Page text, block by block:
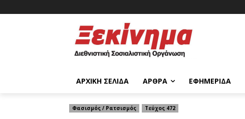
ΑΡΧΙΚΉ ΣΕΛΊΔΑ ΆΡΘΡΑ ΕΦΗΜΕΡΊΔΑ
Φασισμός / Ρατσισμός Τεύχος 472